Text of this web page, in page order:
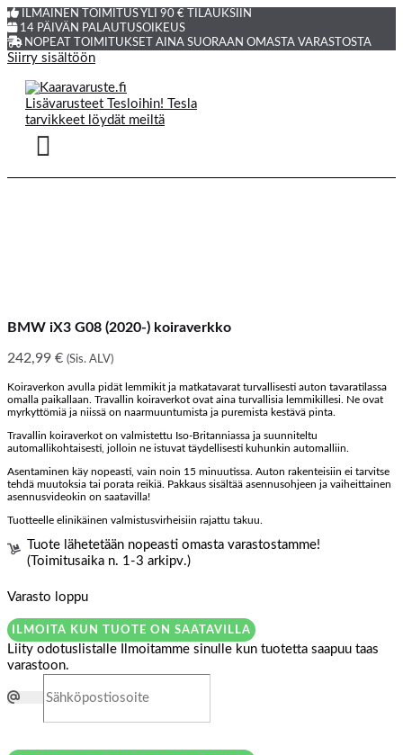
ILMAINEN TOIMITUS YLI 90 € TILAUKSIIN
14 PÄIVÄN PALAUTUSOIKEUS
NOPEAT TOIMITUKSET AINA SUORAAN OMASTA VARASTOSTA
Siirry sisältöön
BMW iX3 G08 (2020-) koiraverkko
242,99 € (Sis. ALV)
Koiraverkon avulla pidät lemmikit ja matkatavarat turvallisesti auton tavaratilassa
omalla paikallaan. Travallin koiraverkot ovat aina turvallisia lemmikillesi. Ne ovat
myrkyttömiä ja niissä on naarmuuntumista ja puremista kestävä pinta.
Travallin koiraverkot on valmistettu Iso-Britanniassa ja suunniteltu
automallikohtaisesti, jolloin ne istuvat täydellisesti kuhunkin automalliin.
Asentaminen käy nopeasti, vain noin 15 minuutissa. Auton rakenteisiin ei tarvitse
tehdä muutoksia tai porata reikiä. Pakkaus sisältää asennusohjeen ja vaiheittainen
asennusvideokin on saatavilla!
Tuotteelle elinikäinen valmistusvirheisiin rajattu takuu.
Tuote lähetetään nopeasti omasta varastostamme!
(Toimitusaika n. 1-3 arkipv.)
Varasto loppu
ILMOITA KUN TUOTE ON SAATAVILLA
Liity odotuslistalle
Ilmoitamme sinulle kun tuotetta saapuu taas
varastoon.